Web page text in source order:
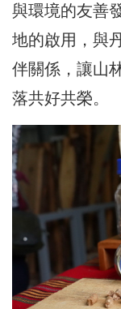
與環境的友善
地的啟用，與
伴關係，讓山
落共好共榮。